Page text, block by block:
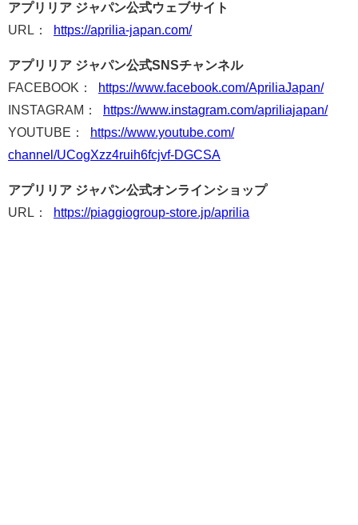
アプリリア ジャパン公式ウェブサイト
URL：
https://aprilia-japan.com/
アプリリア ジャパン公式SNSチャンネル
FACEBOOK：
https://www.facebook.com/ApriliaJapan/
INSTAGRAM：
https://www.instagram.com/apriliajapan/
YOUTUBE：
https://www.youtube.com/
channel/UCogXzz4ruih6fcjvf-DGCSA
アプリリア ジャパン公式オンラインショップ
URL：
https://piaggiogroup-store.jp/aprilia